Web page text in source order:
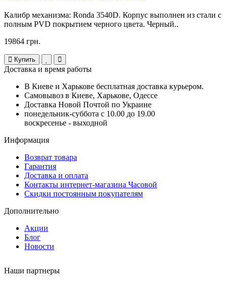
Калибр механизма: Ronda 3540D. Корпус выполнен из стали с
полным PVD покрытием черного цвета. Черный..
19864 грн.
Купить
Доставка и время работы
В Киеве и Харькове бесплатная доставка курьером.
Самовывоз в Киеве, Харькове, Одессе
Доставка Новой Почтой по Украине
понедельник-суббота с 10.00 до 19.00
воскресенье - выходной
Информация
Возврат товара
Гарантия
Доставка и оплата
Контакты интернет-магазина Часовой
Скидки постоянным покупателям
Дополнительно
Акции
Блог
Новости
Наши партнеры